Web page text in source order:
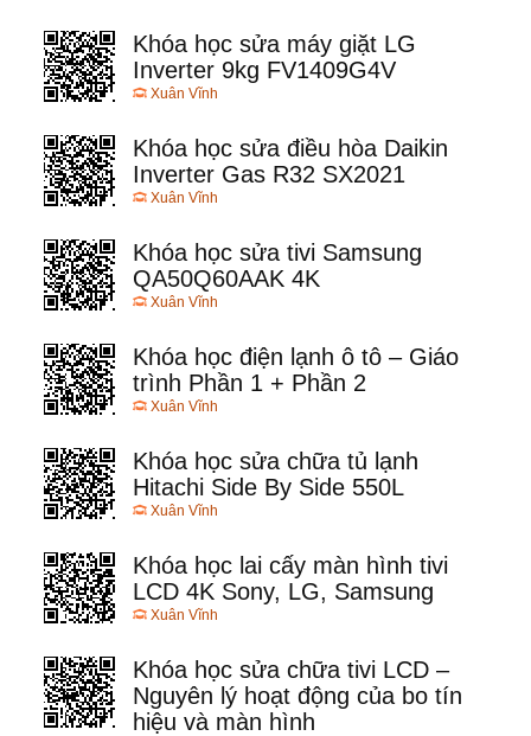
Khóa học sửa máy giặt LG
Inverter 9kg FV1409G4V
Xuân Vĩnh
Khóa học sửa điều hòa Daikin
Inverter Gas R32 SX2021
Xuân Vĩnh
Khóa học sửa tivi Samsung
QA50Q60AAK 4K
Xuân Vĩnh
Khóa học điện lạnh ô tô – Giáo
trình Phần 1 + Phần 2
Xuân Vĩnh
Khóa học sửa chữa tủ lạnh
Hitachi Side By Side 550L
Xuân Vĩnh
Khóa học lai cấy màn hình tivi
LCD 4K Sony, LG, Samsung
Xuân Vĩnh
Khóa học sửa chữa tivi LCD –
Nguyên lý hoạt động của bo tín
hiệu và màn hình